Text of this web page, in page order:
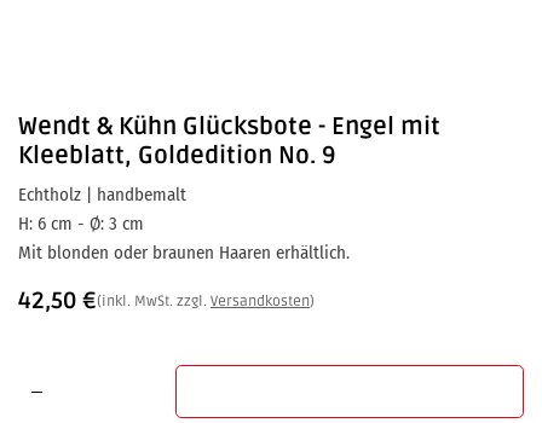
Wendt & Kühn Glücksbote - Engel mit
Kleeblatt, Goldedition No. 9
Echtholz | handbemalt
H: 6 cm - Ø: 3 cm
Mit blonden oder braunen Haaren erhältlich.
42,50 €(inkl. MwSt. zzgl. Versandkosten)